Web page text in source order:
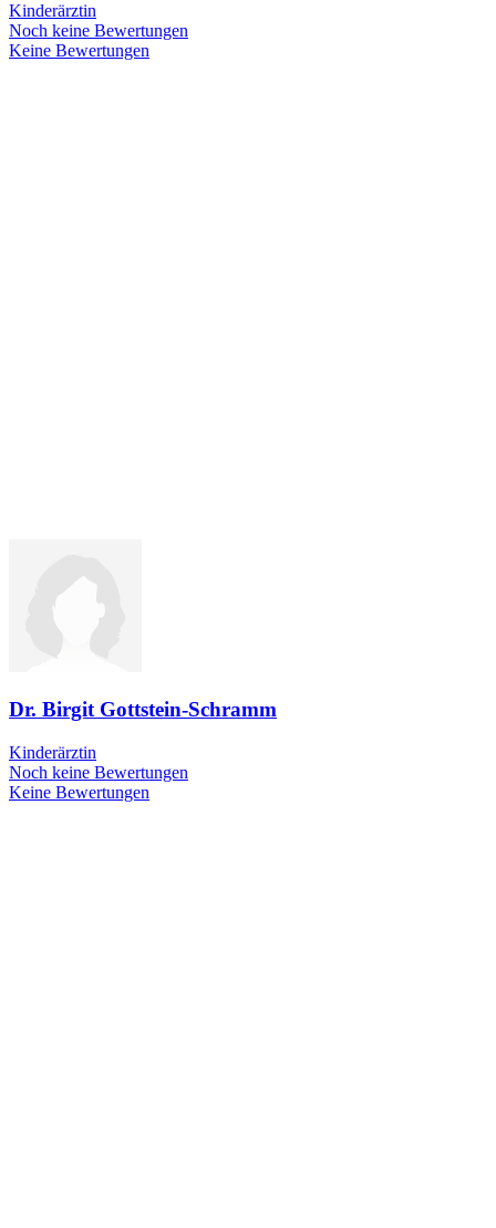
Kinderärztin
Noch keine Bewertungen
Keine Bewertungen
Dr. Birgit Gottstein-Schramm
Kinderärztin
Noch keine Bewertungen
Keine Bewertungen